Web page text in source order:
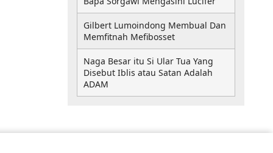
Gilbert Lumoindong Membual Dan
Memfitnah Mefibosset
Naga Besar itu Si Ular Tua Yang
Disebut Iblis atau Satan Adalah
ADAM